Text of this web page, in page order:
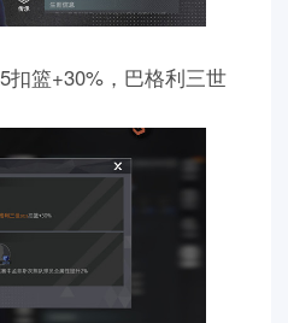
扣篮+30%，巴格利三世